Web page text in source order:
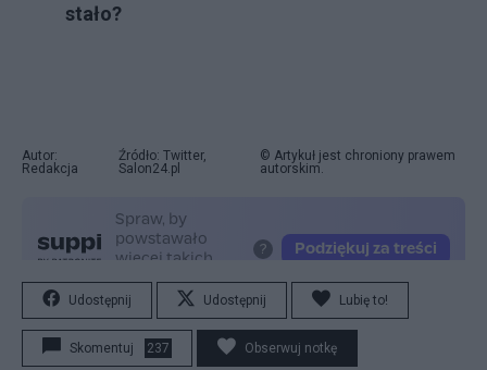
stało?
Autor:
Redakcja
Źródło: Twitter,
Salon24.pl
© Artykuł jest chroniony prawem
autorskim.
Udostępnij Udostępnij Lubię to!
Skomentuj 237 Obserwuj notkę